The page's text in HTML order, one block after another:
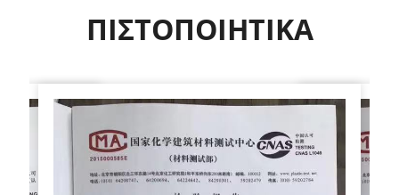
ΠΙΣΤΟΠΟΙΗΤΙΚΑ